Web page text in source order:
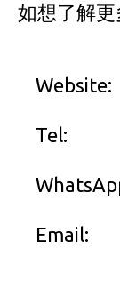
如想了解更
Website:
Tel:
Email: